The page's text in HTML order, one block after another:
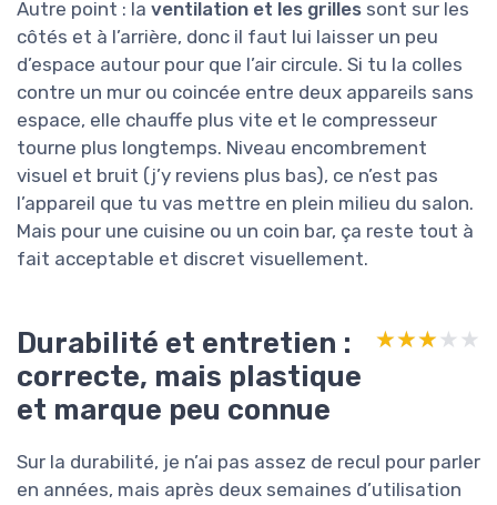
Autre point : la ventilation et les grilles sont sur les
côtés et à l’arrière, donc il faut lui laisser un peu
d’espace autour pour que l’air circule. Si tu la colles
contre un mur ou coincée entre deux appareils sans
espace, elle chauffe plus vite et le compresseur
tourne plus longtemps. Niveau encombrement
visuel et bruit (j’y reviens plus bas), ce n’est pas
l’appareil que tu vas mettre en plein milieu du salon.
Mais pour une cuisine ou un coin bar, ça reste tout à
fait acceptable et discret visuellement.
Durabilité et entretien :
correcte, mais plastique
et marque peu connue
★★★★★
★★★★★
Sur la durabilité, je n’ai pas assez de recul pour parler
en années, mais après deux semaines d’utilisation